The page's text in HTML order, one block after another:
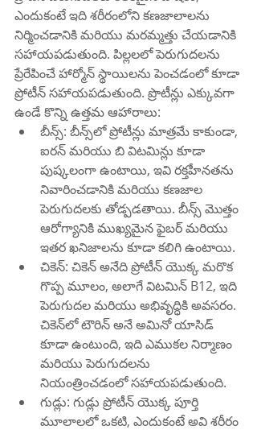
ఎందుకంటే ఇది శరీరంలోని కణజాలాలను
నిర్మించడానికి మరియు మరమ్మత్తు చేయడానికి
సహాయపడుతుంది. పిల్లలలో పెరుగుదలను
ప్రేరేపించే హార్మోన్ స్థాయిలను పెంచడంలో కూడా
ప్రోటీన్ సహాయపడుతుంది. ప్రొటీన్లు ఎక్కువగా
ఉండే కొన్ని ఉత్తమ ఆహారాలు:
బీన్స్: బీన్స్‌లో ప్రోటీన్లు మాత్రమే కాకుండా,
ఐరన్ మరియు బి విటమిన్లు కూడా
పుష్కలంగా ఉంటాయి, ఇవి రక్తహీనతను
నివారించడానికి మరియు కణజాల
పెరుగుదలకు తోడ్పడతాయి. బీన్స్ మొత్తం
ఆరోగ్యానికి ముఖ్యమైన ఫైబర్ మరియు
ఇతర ఖనిజాలను కూడా కలిగి ఉంటాయి.
చికెన్: చికెన్ అనేది ప్రోటీన్ యొక్క మరొక
గొప్ప మూలం, అలాగే విటమిన్ B12, ఇది
పెరుగుదల మరియు అభివృద్ధికి అవసరం.
చికెన్‌లో టౌరిన్ అనే అమినో యాసిడ్
కూడా ఉంటుంది, ఇది ఎముకల నిర్మాణం
మరియు పెరుగుదలను
నియంత్రించడంలో సహాయపడుతుంది.
గుడ్లు: గుడ్లు ప్రోటీన్ యొక్క పూర్తి
మూలాలలో ఒకటి, ఎందుకంటే అవి శరీరం